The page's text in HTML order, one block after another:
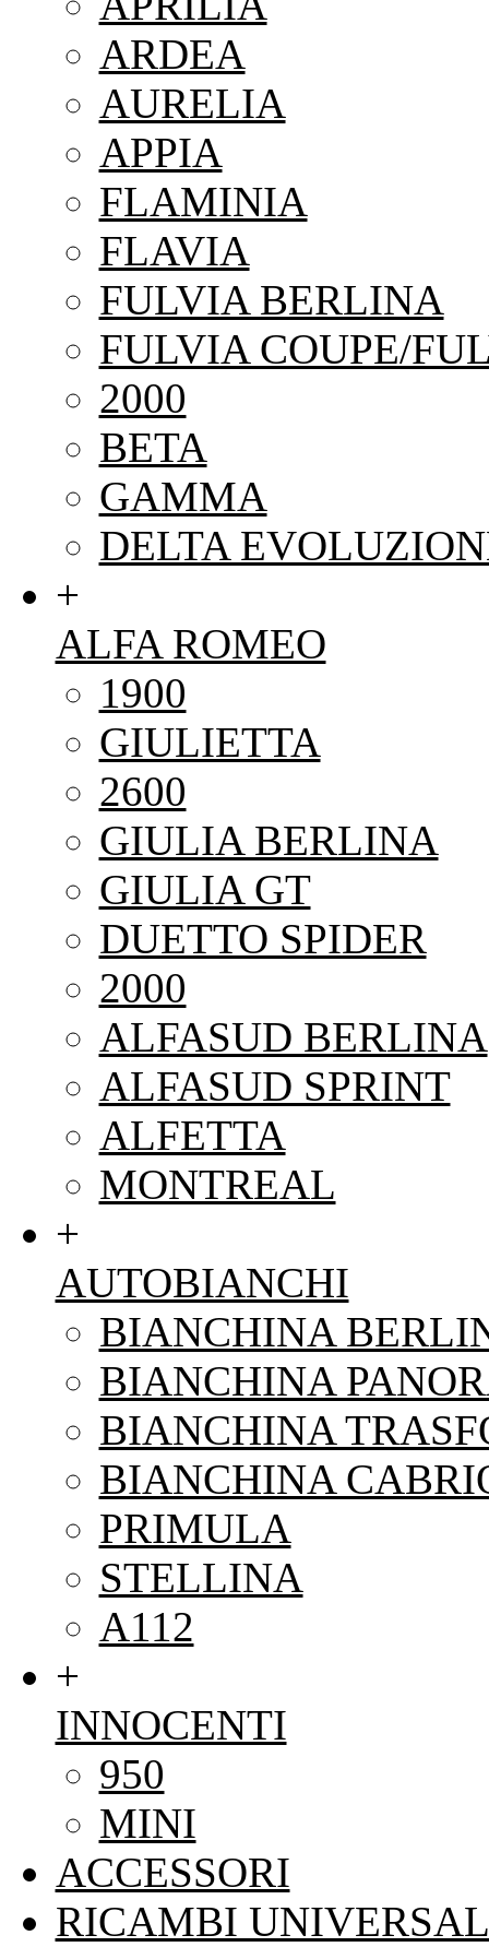
ARDEA
AURELIA
APPIA
FLAMINIA
FLAVIA
FULVIA BERLINA
FULVIA COUPE/
2000
BETA
GAMMA
DELTA
+
ALFA ROMEO
1900
GIULIETTA
2600
GIULIA BERLINA
GIULIA GT
DUETTO SPIDER
2000
ALFASUD BERLINA
ALFASUD SPRINT
ALFETTA
MONTREAL
+
AUTOBIANCHI
BIANCHINA
BIANCHINA
BIANCHINA
BIANCHINA
PRIMULA
STELLINA
A112
+
INNOCENTI
950
MINI
ACCESSORI
RICAMBI